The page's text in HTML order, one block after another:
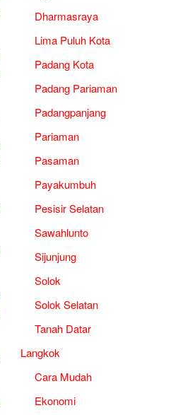
Dharmasraya
Lima Puluh Kota
Padang Kota
Padang Pariaman
Padangpanjang
Pariaman
Pasaman
Payakumbuh
Pesisir Selatan
Sawahlunto
Sijunjung
Solok
Solok Selatan
Tanah Datar
Langkok
Cara Mudah
Ekonomi